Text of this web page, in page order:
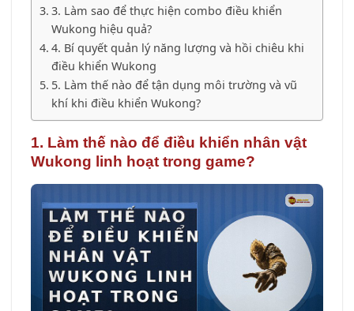
3. Làm sao để thực hiện combo điều khiển
Wukong hiệu quả?
4. Bí quyết quản lý năng lượng và hồi chiêu khi
điều khiển Wukong
5. Làm thế nào để tận dụng môi trường và vũ
khí khi điều khiển Wukong?
1. Làm thế nào để điều khiển nhân vật
Wukong linh hoạt trong game?